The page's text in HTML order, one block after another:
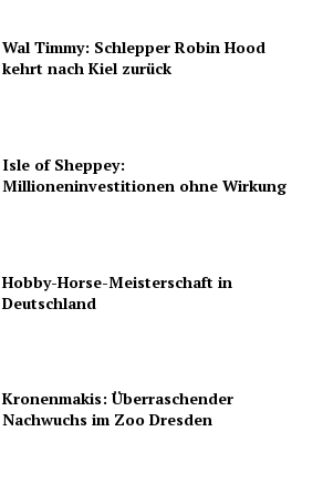
Wal Timmy: Schlepper Robin Hood
kehrt nach Kiel zurück
Isle of Sheppey:
Millioneninvestitionen ohne Wirkung
Hobby-Horse-Meisterschaft in
Deutschland
Kronenmakis: Überraschender
Nachwuchs im Zoo Dresden